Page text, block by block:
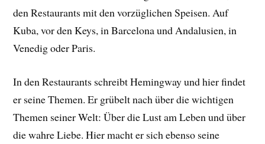
den Restaurants mit den vorzüglichen Speisen. Auf
Kuba, vor den Keys, in Barcelona und Andalusien, in
Venedig oder Paris.
In den Restaurants schreibt Hemingway und hier findet
er seine Themen. Er grübelt nach über die wichtigen
Themen seiner Welt: Über die Lust am Leben und über
die wahre Liebe. Hier macht er sich ebenso seine